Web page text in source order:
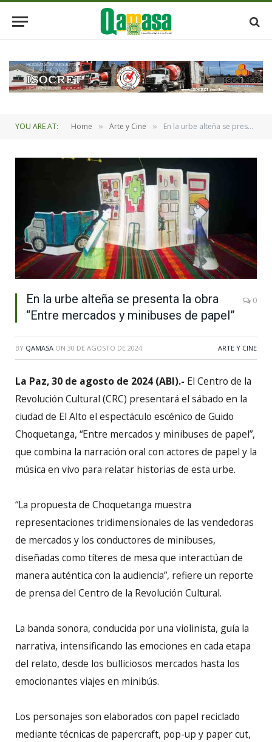
YOU ARE AT: Home » Arte y Cine » En la urbe alteña se presenta la obra “Entre mercados y minibuses de papel”
En la urbe alteña se presenta la obra
“Entre mercados y minibuses de papel”
0
BY QAMASA ON 30 DE AGOSTO DE 2024 ARTE Y CINE
La Paz, 30 de agosto de 2024 (ABI).- El Centro de la
Revolución Cultural (CRC) presentará el sábado en la
ciudad de El Alto el espectáculo escénico de Guido
Choquetanga, “Entre mercados y minibuses de papel”,
que combina la narración oral con actores de papel y la
música en vivo para relatar historias de esta urbe.
“La propuesta de Choquetanga muestra
representaciones tridimensionales de las vendedoras
de mercados y los conductores de minibuses,
diseñadas como títeres de mesa que interactúan de
manera auténtica con la audiencia”, refiere un reporte
de prensa del Centro de la Revolución Cultural.
La banda sonora, conducida por una violinista, guía la
narrativa, intensificando las emociones en cada etapa
del relato, desde los bulliciosos mercados hasta los
emocionantes viajes en minibús.
Los personajes son elaborados con papel reciclado
mediante técnicas de papercraft, pop-up y paper cut,